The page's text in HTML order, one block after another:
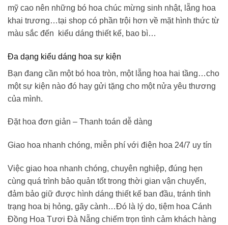
mỹ cao nên những bó hoa chúc mừng sinh nhật, lẵng hoa
khai trương…tại shop có phần trội hơn về mặt hình thức từ
màu sắc đến kiểu dáng thiết kế, bao bì…
Đa dạng kiểu dáng hoa sự kiện
Bạn đang cần một bó hoa tròn, một lẵng hoa hai tầng…cho
một sự kiện nào đó hay gửi tặng cho một nửa yêu thương
của mình.
Đặt hoa đơn giản – Thanh toán dễ dàng
Giao hoa nhanh chóng, miễn phí với điện hoa 24/7 uy tín
Việc giao hoa nhanh chóng, chuyên nghiệp, đúng hẹn
cùng quá trình bảo quản tốt trong thời gian vận chuyển,
đảm bảo giữ được hình dáng thiết kế ban đầu, tránh tình
trạng hoa bị hỏng, gãy cành…Đó là lý do, tiệm hoa Cánh
Đồng Hoa Tươi Đà Nẵng chiếm trọn tình cảm khách hàng